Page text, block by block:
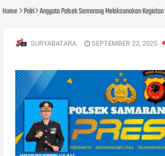
Home Polri Anggota Polsek Samarang Melaksanakan
SURYABATARA SEPTEMBER 22, 2025